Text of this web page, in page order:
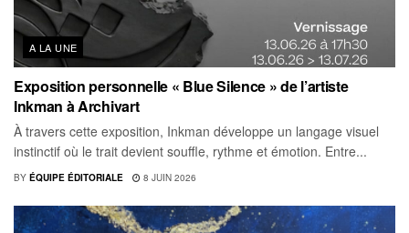
A LA UNE
Exposition personnelle « Blue Silence » de l’artiste
Inkman à Archivart
À travers cette exposition, Inkman développe un langage visuel
instinctif où le trait devient souffle, rythme et émotion. Entre...
BY ÉQUIPE ÉDITORIALE 8 JUIN 2026